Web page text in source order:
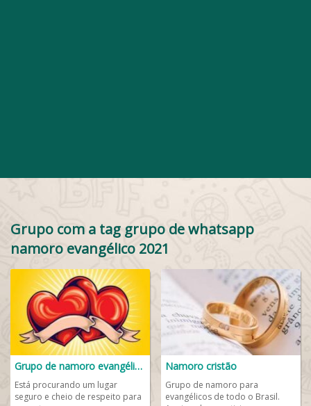
Grupo com a tag grupo de whatsapp
namoro evangélico 2021
Grupo de namoro evangélico 💖
Está procurando um lugar
seguro e cheio de respeito para
Namoro cristão
Grupo de namoro para
evangélicos de todo o Brasil.